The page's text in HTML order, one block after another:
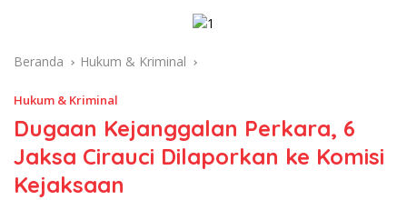
Beranda Hukum & Kriminal
Hukum & Kriminal
Dugaan Kejanggalan Perkara, 6
Jaksa Cirauci Dilaporkan ke Komisi
Kejaksaan